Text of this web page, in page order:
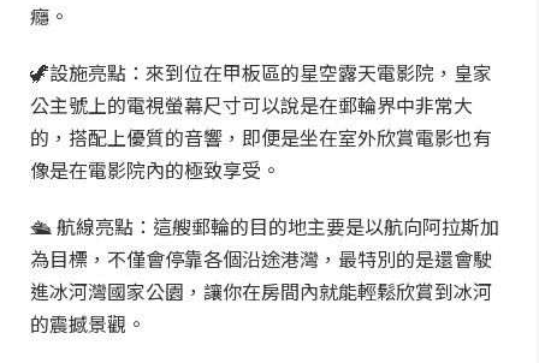
癮。
🦖設施亮點：來到位在甲板區的星空露天電影院，皇家
公主號上的電視螢幕尺寸可以說是在郵輪界中非常大
的，搭配上優質的音響，即便是坐在室外欣賞電影也有
像是在電影院內的極致享受。
🛳 航線亮點：這艘郵輪的目的地主要是以航向阿拉斯加
為目標，不僅會停靠各個沿途港灣，最特別的是還會駛
進冰河灣國家公園，讓你在房間內就能輕鬆欣賞到冰河
的震撼景觀。